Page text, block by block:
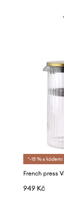
*-15 % s kódem:
French press
949 Kč